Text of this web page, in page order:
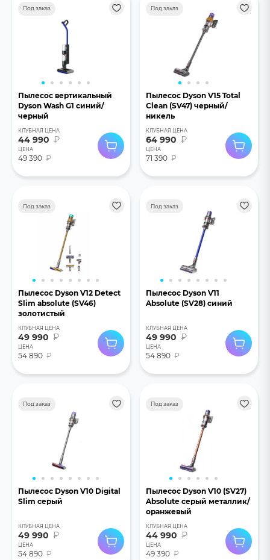
Под заказ
Пылесос вертикальный
Dyson Wash G1 синий/
черный
КЛУБНАЯ ЦЕНА
44 990 ₽
ЦЕНА
49 390 ₽
Под заказ
Пылесос Dyson V15 Total
Clean (SV47) черный/
никель
КЛУБНАЯ ЦЕНА
64 990 ₽
ЦЕНА
71 390 ₽
Под заказ
Пылесос Dyson V12 Detect
Slim absolute (SV46)
золотистый
КЛУБНАЯ ЦЕНА
49 990 ₽
ЦЕНА
54 890 ₽
Под заказ
Пылесос Dyson V11
Absolute (SV28) синий
КЛУБНАЯ ЦЕНА
49 990 ₽
ЦЕНА
54 890 ₽
Под заказ
Пылесос Dyson V10 Digital
Slim серый
КЛУБНАЯ ЦЕНА
49 990 ₽
ЦЕНА
54 890 ₽
Под заказ
Пылесос Dyson V10 (SV27)
Absolute серый металлик/
оранжевый
КЛУБНАЯ ЦЕНА
44 990 ₽
ЦЕНА
49 390 ₽